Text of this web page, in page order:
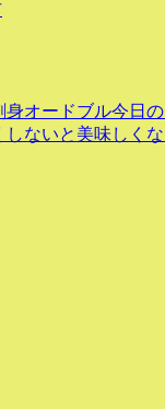
オードブル今日
ないと美味しく